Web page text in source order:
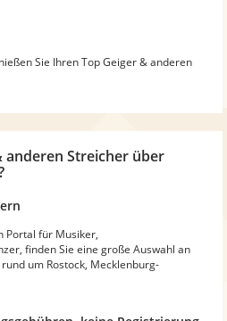
Sie Ihren Top Geiger & anderen
anderen Streicher über
Portal für Musiker,
finden Sie eine große Auswahl an
um Rostock, Mecklenburg-